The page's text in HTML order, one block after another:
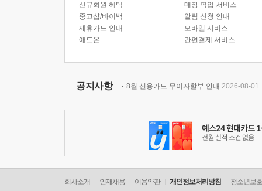
신규회원 혜택
중고샵/바이백
제휴카드 안내
애드온
매장 픽업 서비스
알림 신청 안내
모바일 서비스
간편결제 서비스
공지사항 8월 신용카드 무이자할부 안내 2026-08-01
회사소개 인재채용 이용약관 개인정보처리방침 청소년보